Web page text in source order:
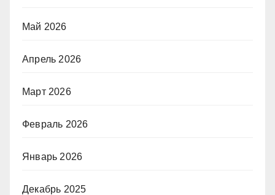
Май 2026
Апрель 2026
Март 2026
Февраль 2026
Январь 2026
Декабрь 2025